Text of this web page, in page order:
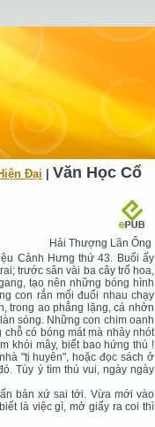
Ðại Văn Học Cổ
Hải Thượng Lãn Ông
Cảnh Hưng thứ 43. Buổi ấy
trước sân vài ba cây trổ hoa,
tạo nên những bóng hình
con rắn mối đuổi nhau chạy
trong ao phẳng lặng, cá nhởn
sóng. Những con chim oanh
có bóng mát mà nhảy nhót
khói mây, biết bao hứng thú !
"tị huyên", hoặc đọc sách ở
Tùy ý tìm thú vui, ngày ngày
bản xứ sai tới. Vừa mới vào
là việc gì, mở giấy ra coi thì